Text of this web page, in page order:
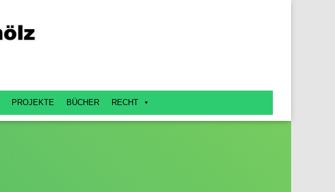
PROJEKTE BÜCHER RECHT